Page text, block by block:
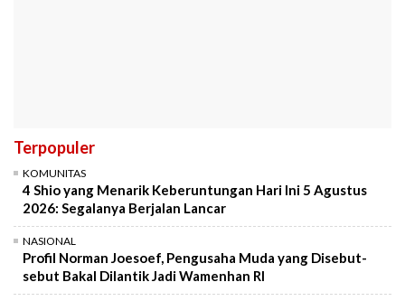
Terpopuler
KOMUNITAS
4 Shio yang Menarik Keberuntungan Hari Ini 5 Agustus
2026: Segalanya Berjalan Lancar
NASIONAL
Profil Norman Joesoef, Pengusaha Muda yang Disebut-
sebut Bakal Dilantik Jadi Wamenhan RI